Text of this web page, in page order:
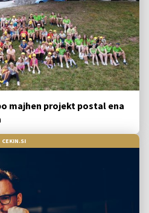
majhen projekt postal ena
CEKIN.SI